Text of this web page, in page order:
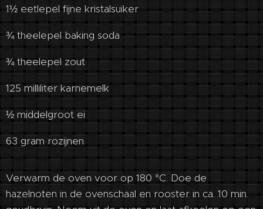
1½ eetlepel fijne kristalsuiker
¾ theelepel baking soda
¾ theelepel zout
125 milliliter karnemelk
½ middelgroot ei
63 gram rozijnen
Verwarm de oven voor op 180 °C. Doe de
hazelnoten in de ovenschaal en rooster in ca. 10 min.